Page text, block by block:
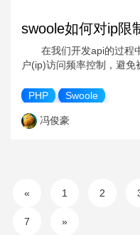
swoole如何对ip限
在我们开发api的过程
户(ip)访问频率控制，避免
PHP Swoole
冯俊豪
« 1 2
7 »